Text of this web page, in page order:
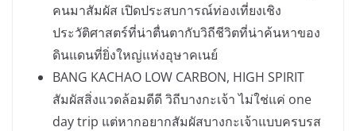
คนมาสัมผัส เปิดประสบการณ์ท่องเที่ยงเชิง
ประวัติศาสตร์ที่น่าตื่นตากับวิถีชีวิตที่น่าค้นหาของ
ดินแดนที่ยิ่งใหญ่แห่งอุษาคเนย์
BANG KACHAO LOW CARBON, HIGH SPIRIT
สัมผัสสิ่งแวดล้อมดีดี วิถีบางกะเจ้า ไม่ใช่แค่ one
day trip แต่หากอยากสัมผัสบางกะเจ้าแบบครบรส